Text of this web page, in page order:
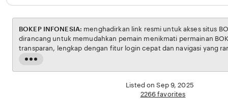
Read
the
BOKEP INFONESIA:
dirancang untuk memudahkan pemain menikmati permainan BOKEP dengan aman dan
transparan, lengkap dengan fitur login cepat dan navigasi yang ramah pengguna. Setiap
transaksi dijamin aman, sementara update hasil dan informasi permainan selalu tersedia
pecinta BOKEP online di Indonesia.Listed on Sep 9, 2025
2266 favorites